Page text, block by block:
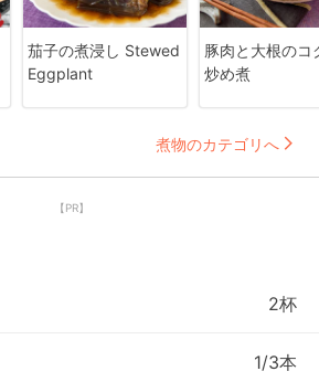
茄子の煮浸し Stewed
Eggplant
豚肉と大根のコ
炒め煮
煮物のカテゴリへ
【PR】
2杯
1/3本